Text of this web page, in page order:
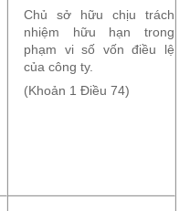
Chủ sở hữu chịu trách
nhiệm hữu hạn trong
phạm vi số vốn điều lệ
của công ty.
(Khoản 1 Điều 74)